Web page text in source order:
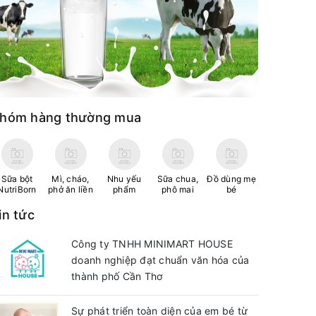
hàng thường mua
Sữa bột
Mì, cháo,
phở ăn liền
Nhu yếu
phẩm
Sữa chua,
phô mai
Đồ dùng mẹ
bé
tức
Công ty TNHH MINIMART HOUSE
doanh nghiệp đạt chuẩn văn hóa của
thành phố Cần Thơ
Sự phát triển toàn diện của em bé từ